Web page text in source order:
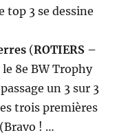
top 3 se dessine
(ROTIERS –
8e BW Trophy
un 3 sur 3
trois premières
! …